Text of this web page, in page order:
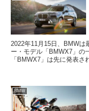
2022年11月15日、BMWは
ー・モデル「BMWX7」の
「BMWX7」は先に発表さ
BMW